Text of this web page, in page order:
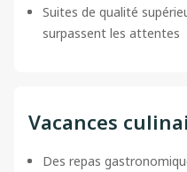
Suites de qualité
surpassent les attentes
Vacances
Des repas